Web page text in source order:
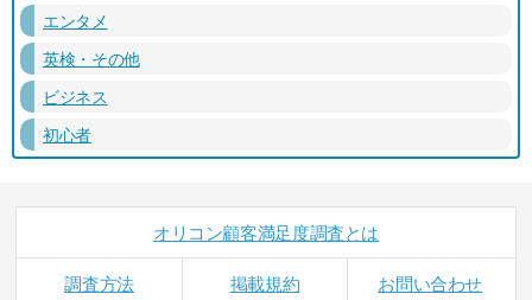
エンタメ
英検・その他
ビジネス
初心者
オリコン顧客満足度調査とは
調査方法 掲載規約 お問い合わせ